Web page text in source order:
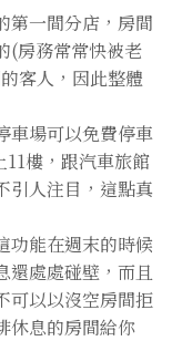
第一間分店，房間
(房務常常快被老
客人，因此整體
車場可以免費停車
樓，跟汽車旅館
引人注目，這點真
功能在週末的時候
還處處碰壁，而且
可以以沒空房間拒
休息的房間給你